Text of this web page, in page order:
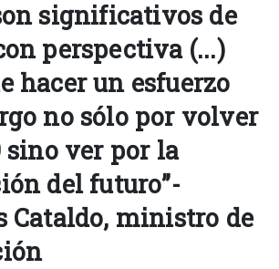
significativos de
perspectiva (...)
hacer un esfuerzo
no sólo por volver
sino ver por la
del futuro”-
Cataldo, ministro de